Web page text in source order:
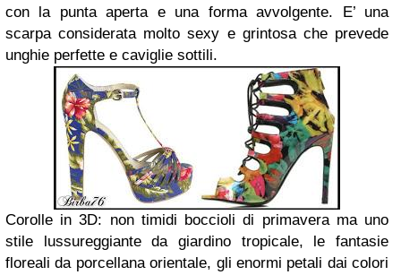
con la punta aperta e una forma avvolgente. E’ una
scarpa considerata molto sexy e grintosa che prevede
unghie perfette e caviglie sottili.
Corolle in 3D: non timidi boccioli di primavera ma uno
stile lussureggiante da giardino tropicale, le fantasie
floreali da porcellana orientale, gli enormi petali dai colori